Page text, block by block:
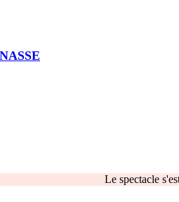
Le spectacle